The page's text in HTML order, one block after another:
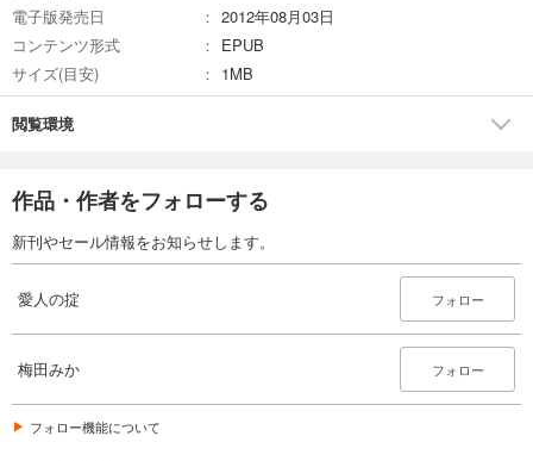
電子版発売日
2012年08月03日
コンテンツ形式
EPUB
サイズ(目安)
1MB
閲覧環境
作品・作者をフォローする
新刊やセール情報をお知らせします。
愛人の掟 フォロー
梅田みか フォロー
フォロー機能について